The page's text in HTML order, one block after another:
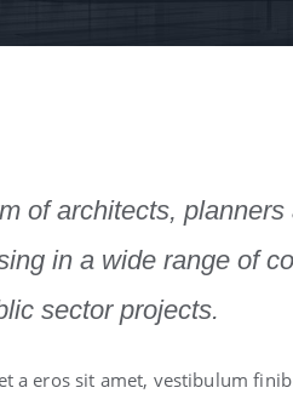
of architects, planners
in a wide range of
sector projects.
a eros sit amet, vestibulum